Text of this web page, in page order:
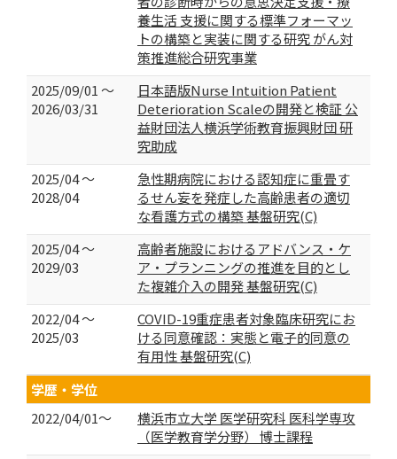
養生活 支援に関する標準フォーマッ
トの構築と実装に関する研究 がん対
策推進総合研究事業
2025/09/01 ～
2026/03/31
日本語版Nurse Intuition Patient
Deterioration Scaleの開発と検証 公
益財団法人横浜学術教育振興財団 研
究助成
2025/04 ～
2028/04
急性期病院における認知症に重畳す
るせん妄を発症した高齢患者の適切
な看護方式の構築 基盤研究(C)
2025/04 ～
2029/03
高齢者施設におけるアドバンス・ケ
ア・プランニングの推進を目的とし
た複雑介入の開発 基盤研究(C)
2022/04 ～
2025/03
COVID-19重症患者対象臨床研究にお
ける同意確認：実態と電子的同意の
有用性 基盤研究(C)
学歴・学位
2022/04/01～
横浜市立大学 医学研究科 医科学専攻
（医学教育学分野） 博士課程